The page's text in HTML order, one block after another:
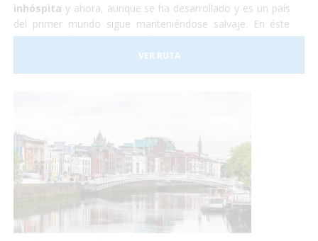
inhóspita y ahora, aunque se ha desarrollado y es un país
del primer mundo sigue manteniéndose salvaje. En éste
viaje nos adentraremos en la autentica Escocia y no nos
perderemos nada de nada. ¡Así que vámonos ya! ¡No te lo
pienses más, te aseguramos que te encantará!Sólo
VER RUTA